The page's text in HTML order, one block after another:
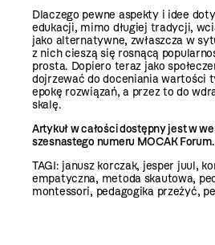
Dlaczego pewne aspekty i idee
edukacji, mimo długiej tradycji,
jako alternatywne, zwłaszcza w
z nich cieszą się rosnącą
prosta. Dopiero teraz jako
dojrzewać do doceniania wartości
epokę rozwiązań, a przez to do
skalę.
Artykuł w całości dostępny jest w
szesnastego numeru MOCAK Forum.
TAGI: janusz korczak, jesper juul,
empatyczna, metoda skautowa,
montessori, pedagogika przeżyć,